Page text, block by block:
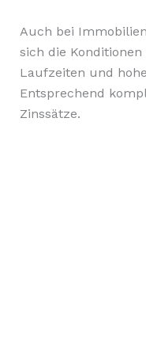
Auch bei
sich die
Laufzeiten und
Entsprechend
Zinssätze.